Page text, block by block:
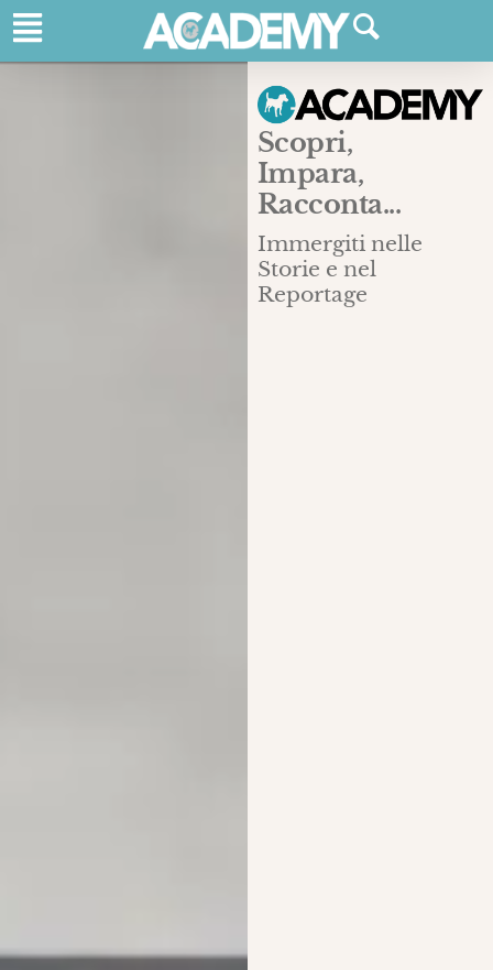
Scopri,
Impara,
Racconta...
Immergiti nelle
Storie e nel
Reportage